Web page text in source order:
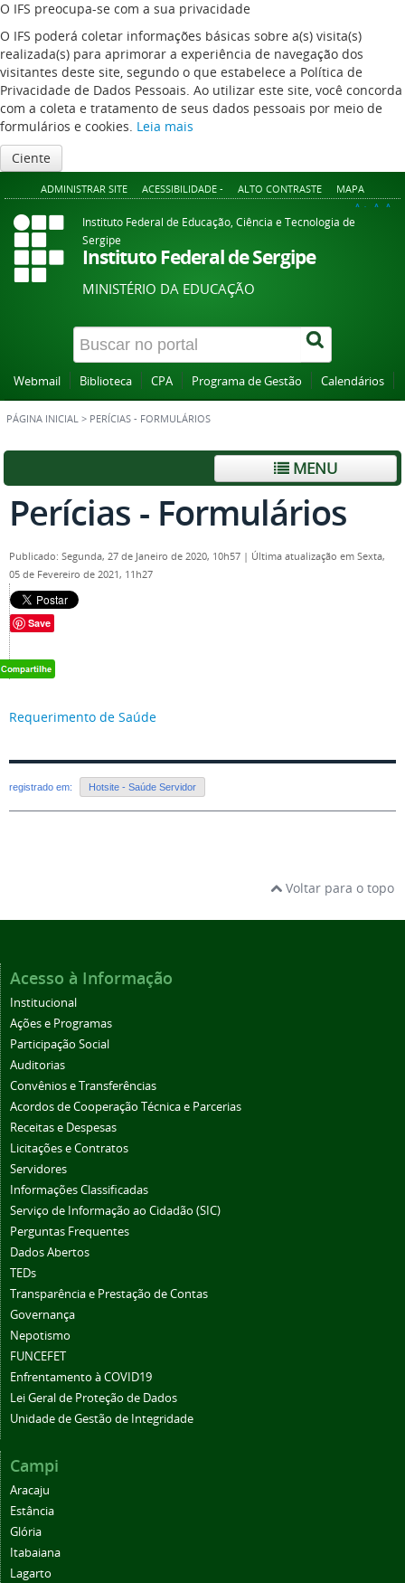
O IFS preocupa-se com a sua privacidade
O IFS poderá coletar informações básicas sobre a(s) visita(s)
realizada(s) para aprimorar a experiência de navegação dos
visitantes deste site, segundo o que estabelece a Política de
Privacidade de Dados Pessoais. Ao utilizar este site, você concorda
com a coleta e tratamento de seus dados pessoais por meio de
formulários e cookies. Leia mais
Ciente
ADMINISTRAR SITE ACESSIBILIDADE - ALTO CONTRASTE MAPA
A+ A A-
Instituto Federal de Educação, Ciência e Tecnologia de
Sergipe
Instituto Federal de Sergipe
MINISTÉRIO DA EDUCAÇÃO
Webmail Biblioteca CPA Programa de Gestão Calendários
PÁGINA INICIAL > PERÍCIAS - FORMULÁRIOS
MENU
Perícias - Formulários
Publicado: Segunda, 27 de Janeiro de 2020, 10h57 | Última atualização em Sexta,
05 de Fevereiro de 2021, 11h27
Save
Requerimento de Saúde
registrado em: Hotsite - Saúde Servidor
Voltar para o topo
Acesso à Informação
Institucional
Ações e Programas
Participação Social
Auditorias
Convênios e Transferências
Acordos de Cooperação Técnica e Parcerias
Receitas e Despesas
Licitações e Contratos
Servidores
Informações Classificadas
Serviço de Informação ao Cidadão (SIC)
Perguntas Frequentes
Dados Abertos
TEDs
Transparência e Prestação de Contas
Governança
Nepotismo
FUNCEFET
Enfrentamento à COVID19
Lei Geral de Proteção de Dados
Unidade de Gestão de Integridade
Campi
Aracaju
Estância
Glória
Itabaiana
Lagarto